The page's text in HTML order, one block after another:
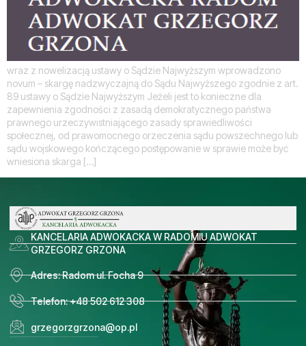
wraz z nowelizacją ustawy o Sądzie Najwyższym wprowadzono
novum – skargę nadzwyczajną do Sądu Najwyższego zgodnie z art.
89 ustawy o Sądzie Najwyższym Jeżeli jest to konieczne dla
zapewnienia zgodności z zasadą demokratycznego państwa
prawnego urzeczywistniającego zasady sprawiedliwości
społecznej, od prawomocnego orzeczenia sądu powszechnego lub
sądu wojskowego kończącego postępowanie w sprawie może być
wniesiona skarga […]
KANCELARIA ADWOKACKA W RADOMIU ADWOKAT
GRZEGORZ GRZONA
Adres: Radom ul. Focha 9
Telefon: +48 502 612 308
grzegorzgrzona@op.pl